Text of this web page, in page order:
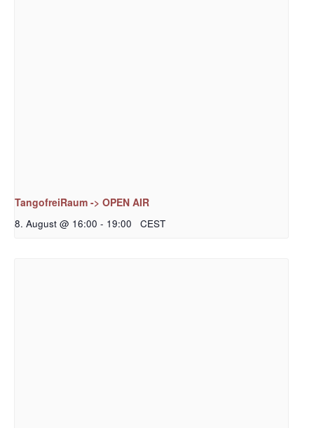
TangofreiRaum -> OPEN AIR
8. August @ 16:00 - 19:00 CEST